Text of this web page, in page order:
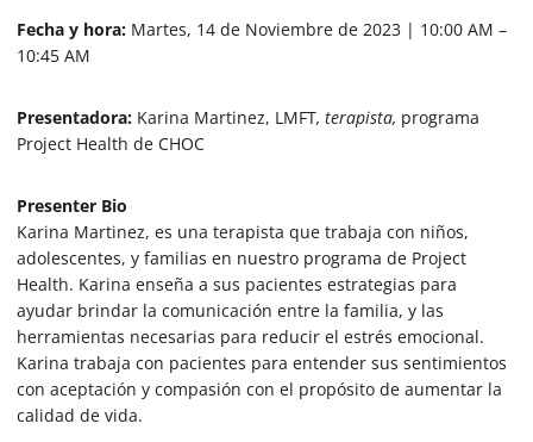
s
e
c
d
s
Fecha y hora: Martes, 14 de Noviembre de 2023 | 10:00 AM –
10:45 AM
Presentadora: Karina Martinez, LMFT, terapista, programa
Project Health de CHOC
Presenter Bio
Karina Martinez, es una terapista que trabaja con niños,
adolescentes, y familias en nuestro programa de Project
Health. Karina enseña a sus pacientes estrategias para
ayudar brindar la comunicación entre la familia, y las
herramientas necesarias para reducir el estrés emocional.
Karina trabaja con pacientes para entender sus sentimientos
con aceptación y compasión con el propósito de aumentar la
calidad de vida.